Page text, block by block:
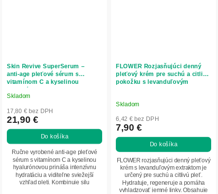
Skin Revive SuperSerum –
anti‑age pleťové sérum s
vitamínom C a kyselinou
hyalurónovou - 50 ml - Herbatica
Priemerné
hodnotenie
produktu
je
5,0
hviezdičiek.
Skladom
17,80 € bez DPH
21,90 €
Do košíka
Ručne vyrobené anti-age pleťové
sérum s vitamínom C a kyselinou
hyalurónovou prináša intenzívnu
hydratáciu a viditeľne sviežejší
vzhľad pleti. Kombinuje silu
FLOWER Rozjasňujúci denný
pleťový krém pre suchú a citlivú
pokožku s levanduľovým
Skladom
6,42 € bez DPH
7,90 €
Do košíka
FLOWER rozjasňujúci denný pleťový
krém s levanduľovým extraktom je
určený pre suchú a citlivú pleť.
Hydratuje, regeneruje a pomáha
vyhladzovať jemné linky. Obsahuje